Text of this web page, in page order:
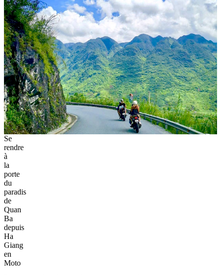
Se
rendre
à
la
porte
du
paradis
de
Quan
Ba
depuis
Ha
Giang
en
Moto